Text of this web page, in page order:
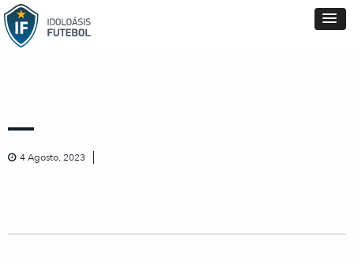
4 Agosto, 2023